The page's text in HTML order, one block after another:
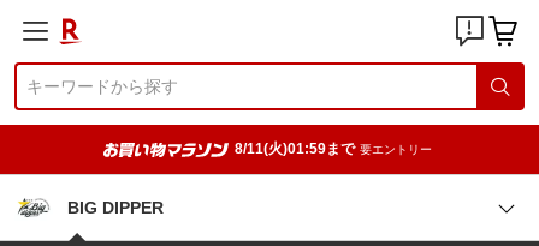
8/11(火)01:59まで 要エントリー
BIG DIPPER